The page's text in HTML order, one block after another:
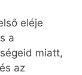
eléje
a
miatt,
az